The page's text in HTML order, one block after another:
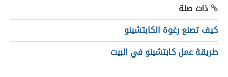
ذات صلة
كيف تصنع رغوة الكابتشينو
طريقة عمل كابتشينو في البيت